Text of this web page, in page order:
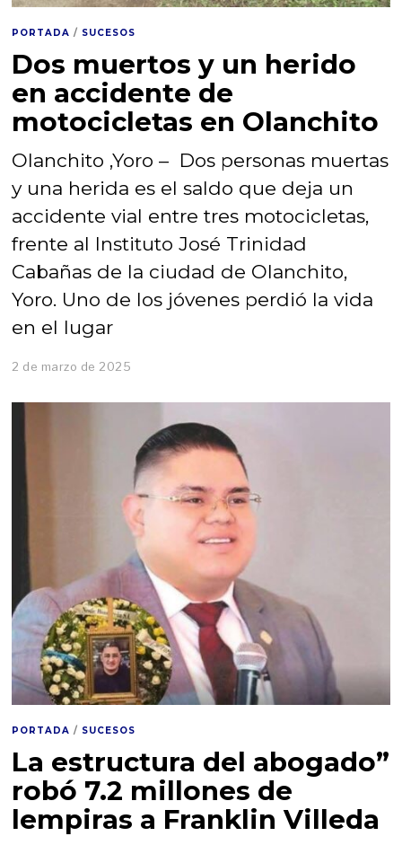
PORTADA / SUCESOS
Dos muertos y un herido
en accidente de
motocicletas en Olanchito
Olanchito ,Yoro – Dos personas muertas
y una herida es el saldo que deja un
accidente vial entre tres motocicletas,
frente al Instituto José Trinidad
Cabañas de la ciudad de Olanchito,
Yoro. Uno de los jóvenes perdió la vida
en el lugar
2 de marzo de 2025
PORTADA / SUCESOS
La estructura del abogado”
robó 7.2 millones de
lempiras a Franklin Villeda